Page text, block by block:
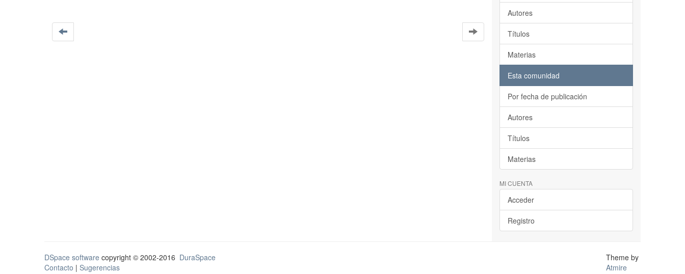
Autores
Títulos
Materias
Esta comunidad
Por fecha de publicación
Autores
Títulos
Materias
MI CUENTA
Acceder
Registro
DSpace software copyright © 2002-2016 DuraSpace
Contacto | Sugerencias
Theme by
Atmire